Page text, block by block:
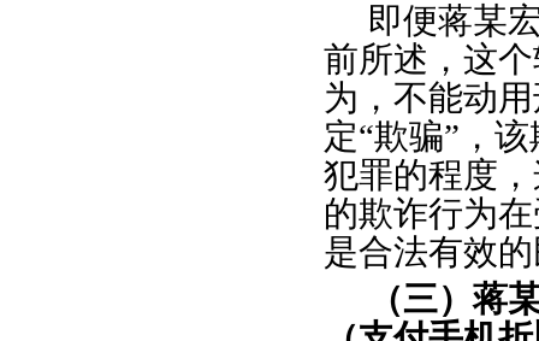
即便蒋某
前所述，这
为，不能动
定“欺骗”，
犯罪的程度
的欺诈行为
是合法有效
（三）蒋